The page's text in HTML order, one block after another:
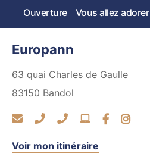
Ouverture Vous allez adorer
Europann
63 quai Charles de Gaulle
83150 Bandol
Voir mon itinéraire